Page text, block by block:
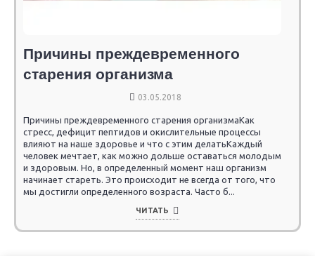
Причины преждевременного
старения организма
03.05.2018
Причины преждевременного старения организмаКак
стресс, дефицит пептидов и окислительные процессы
влияют на наше здоровье и что с этим делатьКаждый
человек мечтает, как можно дольше оставаться молодым
и здоровым. Но, в определенный момент наш организм
начинает стареть. Это происходит не всегда от того, что
мы достигли определенного возраста. Часто б...
ЧИТАТЬ